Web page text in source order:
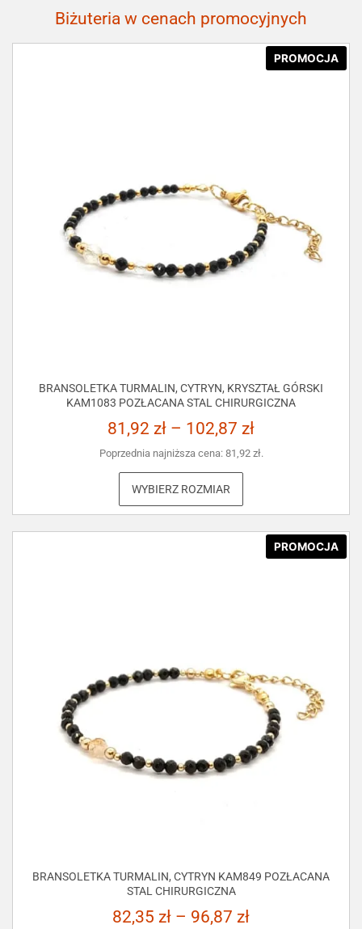
Biżuteria w cenach promocyjnych
PROMOCJA
BRANSOLETKA TURMALIN, CYTRYN, KRYSZTAŁ GÓRSKI
KAM1083 POZŁACANA STAL CHIRURGICZNA
81,92 zł – 102,87 zł
Poprzednia najniższa cena: 81,92 zł.
WYBIERZ ROZMIAR
PROMOCJA
BRANSOLETKA TURMALIN, CYTRYN KAM849 POZŁACANA
STAL CHIRURGICZNA
82,35 zł – 96,87 zł